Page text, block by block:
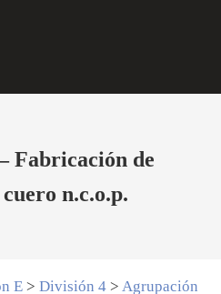
Fabricación de
n.c.o.p.
E> División 4> Agrupación